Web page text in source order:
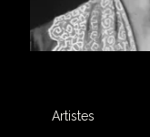
Artistes